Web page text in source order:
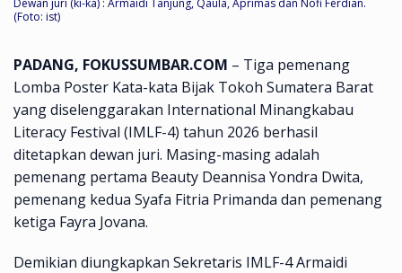
(Foto: ist)
PADANG, FOKUSSUMBAR.COM – Tiga pemenang
Lomba Poster Kata-kata Bijak Tokoh Sumatera Barat
yang diselenggarakan International Minangkabau
Literacy Festival (IMLF-4) tahun 2026 berhasil
ditetapkan dewan juri. Masing-masing adalah
pemenang pertama Beauty Deannisa Yondra Dwita,
pemenang kedua Syafa Fitria Primanda dan pemenang
ketiga Fayra Jovana.
Demikian diungkapkan Sekretaris IMLF-4 Armaidi